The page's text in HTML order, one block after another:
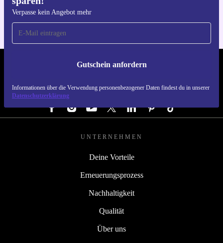
refurbished HP Pavilion x360 2-in-1 14-ek!
Verpasse kein Angebot mehr
Gutschein anfordern
Informationen über die Verwendung personenbezogener Daten findest du in unserer
Datenschutzerklärung
REFURBED DEUTSCHLAND - RETHINK NEW.
FOLGE UNS
UNTERNEHMEN
Deine Vorteile
Erneuerungsprozess
Nachhaltigkeit
Qualität
Über uns